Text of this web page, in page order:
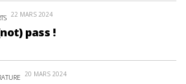
22 MARS 2024
pass !
20 MARS 2024